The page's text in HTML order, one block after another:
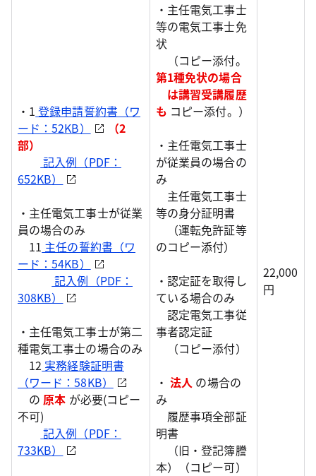
・1 登録申請誓約書（ワ
ード：52KB）
（2
部）
記入例（PDF：
652KB）
・主任電気工事士が従業
員の場合のみ
11 主任の誓約書（ワ
ード：54KB）
記入例（PDF：
308KB）
・主任電気工事士が第二
種電気工事士の場合のみ
12 実務経験証明書
（ワード：58KB）
の 原本 が必要(コピー
不可)
記入例（PDF：
733KB）
・主任電気工事士
等の電気工事士免
状
（コピー添付。
第1種免状の場合
は講習受講履歴
も コピー添付。）
・主任電気工事士
が従業員の場合の
み
主任電気工事士
等の身分証明書
（運転免許証等
のコピー添付）
・認定証を取得し
ている場合のみ
認定電気工事従
事者認定証
（コピー添付）
・ 法人 の場合の
み
履歴事項全部証
明書
（旧・登記簿謄
本）（コピー可）
22,000
円